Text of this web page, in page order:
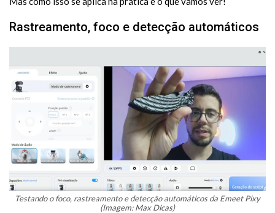
Rastreamento, foco e detecção automáticos
Testando o foco, rastreamento e detecção automáticos da Emeet Pixy
(Imagem: Max Dicas)